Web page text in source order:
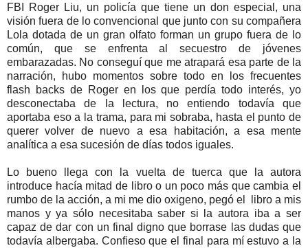
FBI Roger Liu, un policía que tiene un don especial, una
visión fuera de lo convencional que junto con su compañera
Lola dotada de un gran olfato forman un grupo fuera de lo
común, que se enfrenta al secuestro de jóvenes
embarazadas. No conseguí que me atrapará esa parte de la
narración, hubo momentos sobre todo en los frecuentes
flash backs de Roger en los que perdía todo interés, yo
desconectaba de la lectura, no entiendo todavía que
aportaba eso a la trama, para mi sobraba, hasta el punto de
querer volver de nuevo a esa habitación, a esa mente
analítica a esa sucesión de días todos iguales.
Lo bueno llega con la vuelta de tuerca que la autora
introduce hacía mitad de libro o un poco más que cambia el
rumbo de la acción, a mi me dio oxigeno, pegó el libro a mis
manos y ya sólo necesitaba saber si la autora iba a ser
capaz de dar con un final digno que borrase las dudas que
todavía albergaba. Confieso que el final para mí estuvo a la